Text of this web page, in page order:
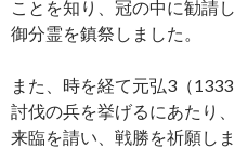
ことを知り、冠の中に勧請
御分霊を鎮祭しました。
また、時を経て元弘3（1333
討伐の兵を挙げるにあたり
来臨を請い、戦勝を祈願しま